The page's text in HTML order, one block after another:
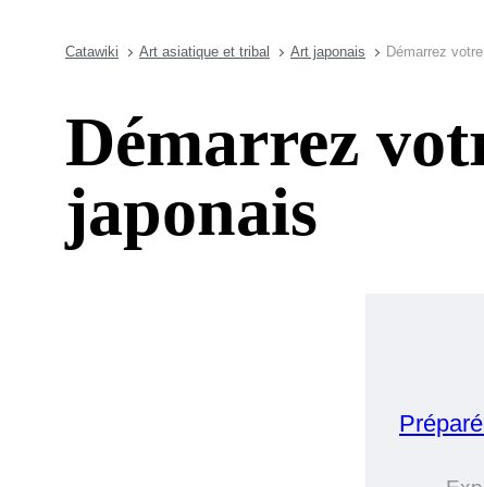
Catawiki Art asiatique et tribal Art japonais Démarrez
Démarrez
japonais